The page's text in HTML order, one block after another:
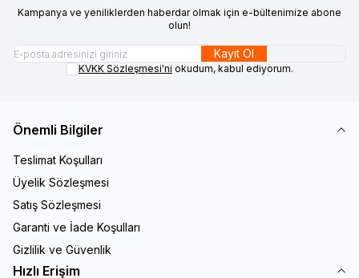
Kampanya ve yeniliklerden haberdar olmak için e-bültenimize abone
olun!
Kayıt Ol
KVKK Sözleşmesi'ni okudum, kabul ediyorum.
Önemli Bilgiler
Teslimat Koşulları
Üyelik Sözleşmesi
Satış Sözleşmesi
Garanti ve İade Koşulları
Gizlilik ve Güvenlik
Hızlı Erişim